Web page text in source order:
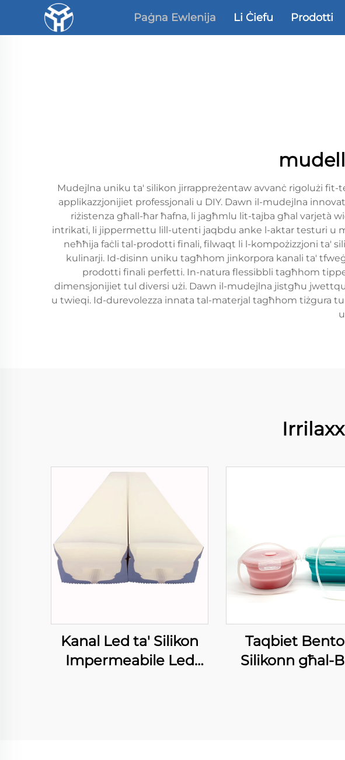
Paġna Ewlenija Li Ċiefu Prodotti
Mudejlna uniku ta' silikon jirrappreżentaw avvanċ rigolużi
applikazzjonijiet professjonali u DIY. Dawn il-mudejlna
riżistenza għall-ħar ħafna, li jagħmlu lit-tajba għal varjetà
intrikati, li jippermettu lill-utenti jaqbdu anke l-aktar testuri u
neħħija faċli tal-prodotti finali, filwaqt li l-kompożizzjoni ta'
kulinarji. Id-disinn uniku tagħhom jinkorpora kanali ta'
prodotti finali perfetti. In-natura flessibbli tagħhom
dimensjonijiet tul diversi użi. Dawn il-mudejlna jistgħu
u twieqi. Id-durevolezza innata tal-materjal tagħhom tiżgura
Kanal Led ta' Silikon
Impermeabile Led
Taqbiet
Silikonn għal-